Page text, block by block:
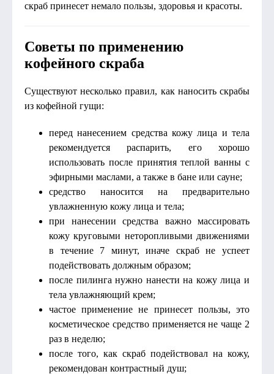
скраб принесет немало пользы, здоровья и красоты.
Советы по применению
кофейного скраба
Существуют несколько правил, как наносить скрабы
из кофейной гущи:
перед нанесением средства кожу лица и тела
рекомендуется распарить, его хорошо
использовать после принятия теплой ванны с
эфирными маслами, а также в бане или сауне;
средство наносится на предварительно
увлажненную кожу лица и тела;
при нанесении средства важно массировать
кожу круговыми неторопливыми движениями
в течение 7 минут, иначе скраб не успеет
подействовать должным образом;
после пилинга нужно нанести на кожу лица и
тела увлажняющий крем;
частое применение не принесет пользы, это
косметическое средство применяется не чаще 2
раз в неделю;
после того, как скраб подействовал на кожу,
рекомендован контрастный душ;